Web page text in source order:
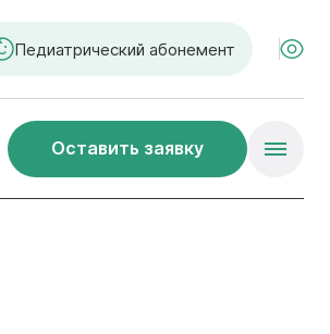
Педиатрический абонемент
Оставить заявку